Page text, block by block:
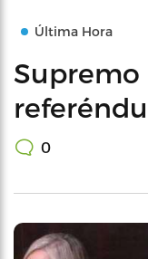
Última Hora
Supremo
0